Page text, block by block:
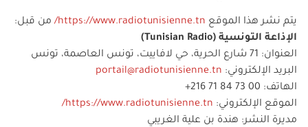
يتم نشر هذا الموقع https://www.radiotunisienne.tn/ من قبل:
الإذاعة التونسية (Tunisian Radio)
العنوان: 71 شارع الحرية، حي لافاييت، تونس العاصمة، تونس
البريد الإلكتروني: portail@radiotunisienne.tn
الهاتف: ‎+216 71 84 73 00
الموقع الإلكتروني: https://www.radiotunisienne.tn/
مديرة النشر: هندة بن علية الغريبي